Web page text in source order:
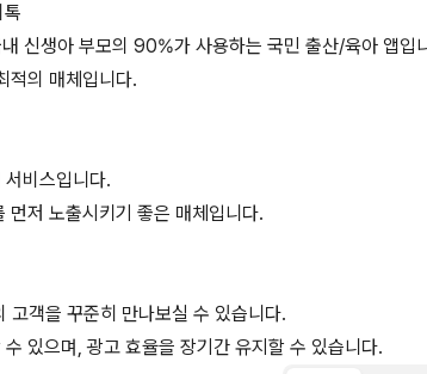
신생아 부모의 90%가 사용하는 국민 출산/육아 앱입
적의 매체입니다.
비스입니다.
저 노출시키기 좋은 매체입니다.
객을 꾸준히 만나보실 수 있습니다.
있으며, 광고 효율을 장기간 유지할 수 있습니다.